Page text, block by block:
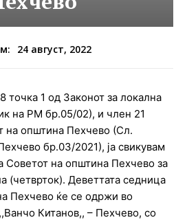
24 август, 2022
точка 1 од Законот за локална
на РМ бр.05/02), и член 21
на општина Пехчево (Сл.
бр.03/2021), ja свикувам
Советот на општина Пехчево за
(четврток). Деветтата седница
Пехчево ќе се одржи во
Китанов,, – Пехчево, со